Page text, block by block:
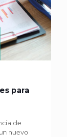
para
de
nuevo